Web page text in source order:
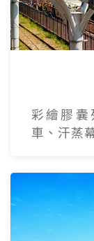
彩繪膠囊
車、汗蒸